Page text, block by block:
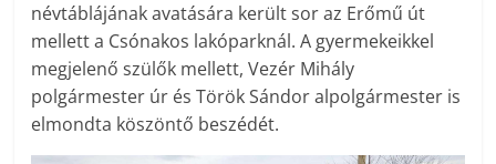
névtáblájának avatására került sor az Erőmű út
mellett a Csónakos lakóparknál. A gyermekeikkel
megjelenő szülők mellett, Vezér Mihály
polgármester úr és Török Sándor alpolgármester is
elmondta köszöntő beszédét.